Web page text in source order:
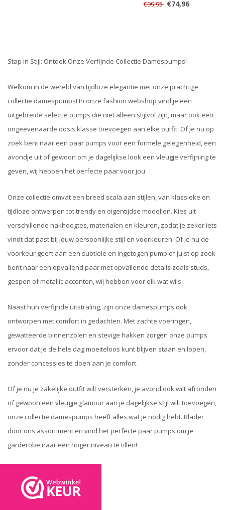
€99,95 €74,96
Stap in Stijl: Ontdek Onze Verfijnde Collectie Damespumps!
Welkom in de wereld van tijdloze elegantie met onze prachtige
collectie damespumps! In onze fashion webshop vind je een
uitgebreide selectie pumps die niet alleen stijlvol zijn, maar ook een
ongeëvenaarde dosis klasse toevoegen aan elke outfit. Of je nu op
zoek bent naar een paar pumps voor een formele gelegenheid, een
avondje uit of gewoon om je dagelijkse look een vleugje verfijning te
geven, wij hebben het perfecte paar voor jou.
Onze collectie omvat een breed scala aan stijlen, van klassieke en
tijdloze ontwerpen tot trendy en eigentijdse modellen. Kies uit
verschillende hakhoogtes, materialen en kleuren, zodat je zeker iets
vindt dat past bij jouw persoonlijke stijl en voorkeuren. Of je nu de
voorkeur geeft aan een subtiele en ingetogen pump of juist op zoek
bent naar een opvallend paar met opvallende details zoals studs,
gespen of metallic accenten, wij hebben voor elk wat wils.
Naast hun verfijnde uitstraling, zijn onze damespumps ook
ontworpen met comfort in gedachten. Met zachte voeringen,
gewatteerde binnenzolen en stevige hakken zorgen onze pumps
ervoor dat je de hele dag moeiteloos kunt blijven staan en lopen,
zonder concessies te doen aan je comfort.
Of je nu je zakelijke outfit wilt versterken, je avondlook wilt afronden
of gewoon een vleugje glamour aan je dagelijkse stijl wilt toevoegen,
onze collectie damespumps heeft alles wat je nodig hebt. Blader
door ons assortiment en vind het perfecte paar pumps om je
garderobe naar een hoger niveau te tillen!